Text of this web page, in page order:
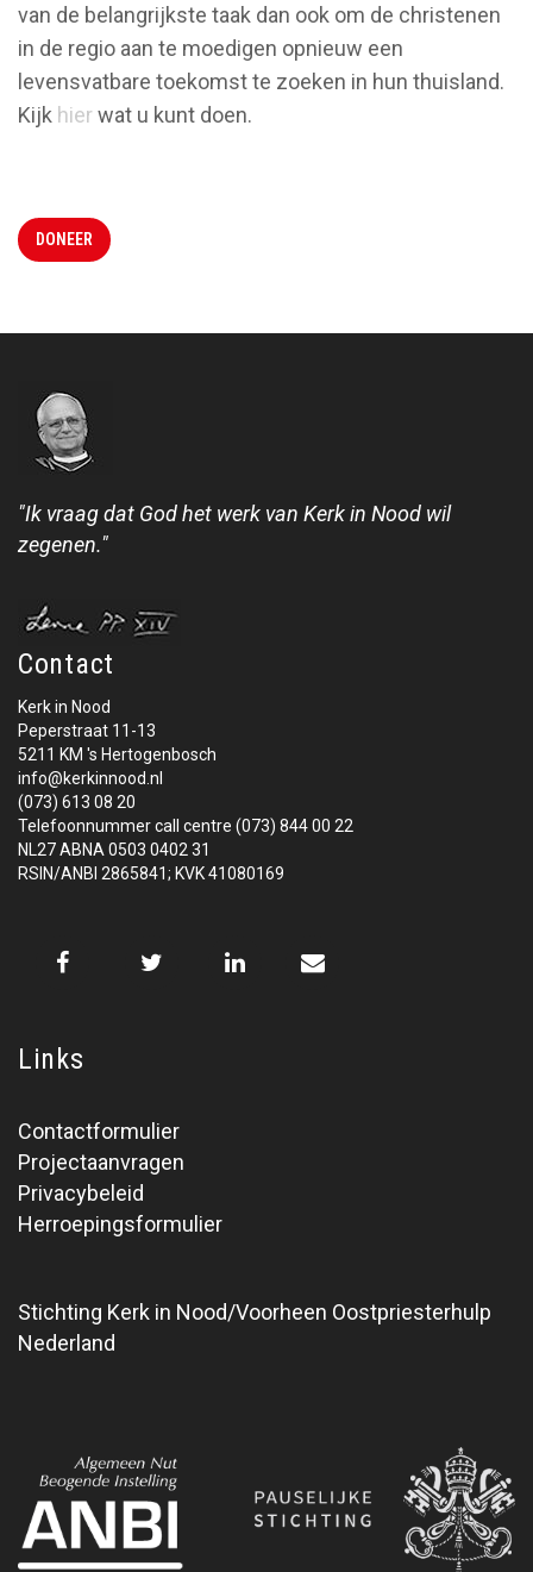
van de belangrijkste taak dan ook om de christenen
in de regio aan te moedigen opnieuw een
levensvatbare toekomst te zoeken in hun thuisland.
Kijk hierwat u kunt doen.
DONEER
"Ik vraag dat God het werk van Kerk in Nood wil
zegenen."
Contact
Kerk in Nood
Peperstraat 11-13
5211 KM 's Hertogenbosch
info@kerkinnood.nl
(073) 613 08 20
Telefoonnummer call centre (073) 844 00 22
NL27 ABNA 0503 0402 31
RSIN/ANBI 2865841; KVK 41080169
Links
Contactformulier
Projectaanvragen
Privacybeleid
Herroepingsformulier
Stichting Kerk in Nood/Voorheen Oostpriesterhulp
Nederland